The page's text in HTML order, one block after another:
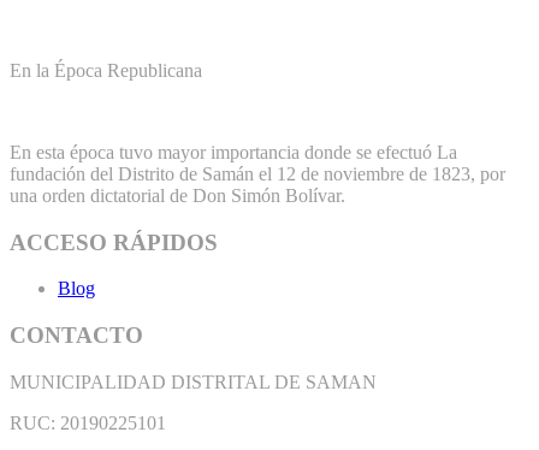
En la Época Republicana
En esta época tuvo mayor importancia donde se efectuó La
fundación del Distrito de Samán el 12 de noviembre de 1823, por
una orden dictatorial de Don Simón Bolívar.
ACCESO RÁPIDOS
Blog
CONTACTO
MUNICIPALIDAD DISTRITAL DE SAMAN
RUC: 20190225101